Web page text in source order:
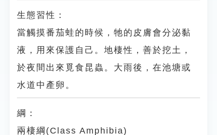
生態習性：
當觸摸番茄蛙的時候，牠的皮膚會分泌黏
液，用來保護自己。地棲性，善於挖土，
於夜間出來覓食昆蟲。大雨後，在池塘或
水道中產卵。
綱：
兩棲綱(Class Amphibia)